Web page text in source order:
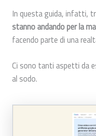
In questa guida, infatti,
stanno andando per la
facendo parte di una
Ci sono tanti aspetti da
al sodo.